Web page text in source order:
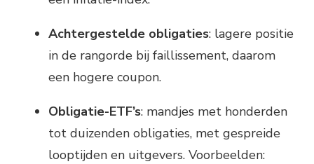
Achtergestelde obligaties: lagere positie
in de rangorde bij faillissement, daarom
een hogere coupon.
Obligatie-ETF’s: mandjes met honderden
tot duizenden obligaties, met gespreide
looptijden en uitgevers. Voorbeelden: